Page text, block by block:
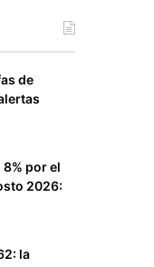
de
8% por el
2026:
la